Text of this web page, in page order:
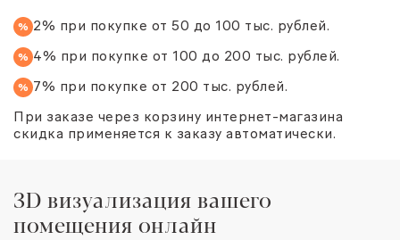
% 2% при покупке от 50 до 100 тыс. рублей.
% 4% при покупке от 100 до 200 тыс. рублей.
% 7% при покупке от 200 тыс. рублей.
При заказе через корзину интернет-магазина
скидка применяется к заказу автоматически.
3D визуализация вашего
помещения онлайн